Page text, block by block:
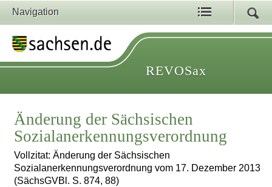
Navigation
REVOSax
Änderung der Sächsischen
Sozialanerkennungsverordnung
Vollzitat: Änderung der Sächsischen
Sozialanerkennungsverordnung vom 17. Dezember 2013
(SächsGVBl. S. 874, 88)